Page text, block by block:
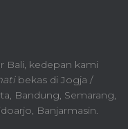
Bali, kedepan kami
bekas di Jogja /
Bandung, Semarang,
Banjarmasin.